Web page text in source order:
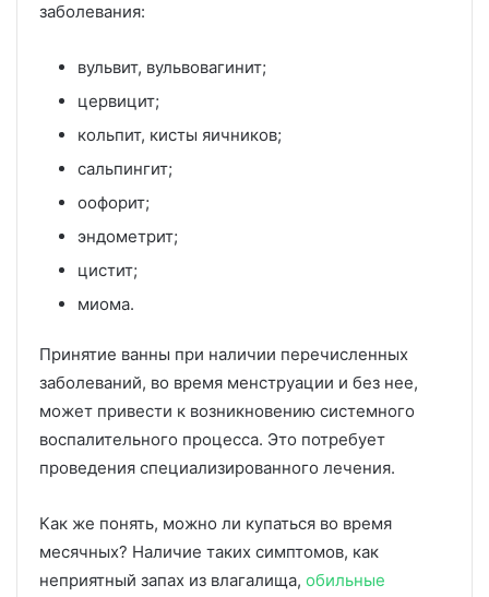
заболевания:
вульвит, вульвовагинит;
цервицит;
кольпит, кисты яичников;
сальпингит;
оофорит;
эндометрит;
цистит;
миома.
Принятие ванны при наличии перечисленных
заболеваний, во время менструации и без нее,
может привести к возникновению системного
воспалительного процесса. Это потребует
проведения специализированного лечения.
Как же понять, можно ли купаться во время
месячных? Наличие таких симптомов, как
неприятный запах из влагалища, обильные